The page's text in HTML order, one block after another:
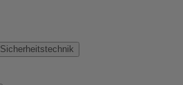
Sicherheitstechnik